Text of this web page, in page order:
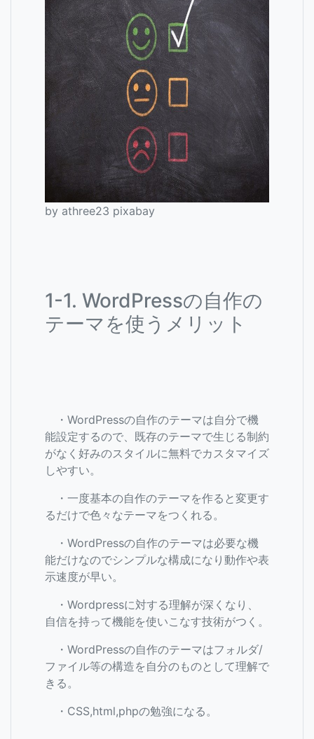
by athree23 pixabay
1-1. WordPressの自作の
テーマを使うメリット
・WordPressの自作のテーマは自分で機
能設定するので、既存のテーマで生じる制約
がなく好みのスタイルに無料でカスタマイズ
しやすい。
・一度基本の自作のテーマを作ると変更す
るだけで色々なテーマをつくれる。
・WordPressの自作のテーマは必要な機
能だけなのでシンプルな構成になり動作や表
示速度が早い。
・Wordpressに対する理解が深くなり、
自信を持って機能を使いこなす技術がつく。
・WordPressの自作のテーマはフォルダ/
ファイル等の構造を自分のものとして理解で
きる。
・CSS,html,phpの勉強になる。